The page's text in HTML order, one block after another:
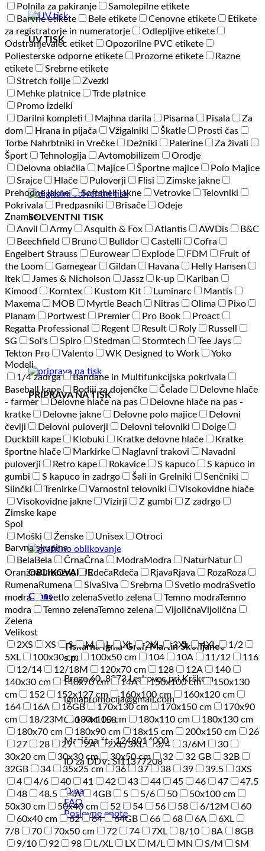
UV TISK
SOLVENTNI TISK
PRIPRAVA NA TISK
OBLIKOVANJE
O nas
Tiskarna Igma-Graf, Martin Škofljanec
s.p.
Brege 60, 8273 Leskovec pri Krškem
igmapromocija@gmail.com
040 744 158
Matična št.: 1248014000
ID za DDV: SI11377208
O nas
FAQ
Poslovne enote
Polnila za pakiranje
Samolepilne etikete
Barvne etikete
Bele etikete Cenovne etikete
Etikete
za registratorje in numeratorje
Odlepljive etikete
Odstranjevalec etiket
Opozorilne PVC etikete
Poliesterske odporne etikete
Prozorne etikete
Razne
etikete
Srebrne etikete
Stretch folije
Zvezki
Mehke platnice
Trde platnice
Promo izdelki
Darilni kompleti
Majhna darila Pisarna Pisala
Za
dom
Hrana in pijača Vžigalniki Škatle
Prosti čas
Torbe Nahrbtniki in Vrečke
Dežniki Palerine
Za živali
Šport
Tehnologija Avtomobilizem
Orodje
Delovna oblačila
Majice Športne majice
Polo Majice
Srajce
Hlače Puloverji Flisi
Zimske jakne
Prehodne jakne
Softshell jakne Vetrovke
Telovniki
Pokrivala
Predpasniki Brisače
Odeje
Znamke
Anvil
Army Asquith & Fox Atlantis AWDis
B&C
Beechfield
Bruno Bulldor Castelli
Cofra
Engelbert Strauss
Eurowear Explode FDM
Fruit of
the Loom
Gamegear Gildan Havana
Helly Hansen
Itek
James & Nicholson Jassz k-up
Kariban
Kimood
Korntex Kustom Kit Luminarc
Mantis
Maxema
MOB Myrtle Beach Nitras Olima
Pixo
Planam
Portwest Premier Pro Book
Proact
Regatta Professional
Regent Result Roly
Russell
SG
Sol's Spiro Stedman Stormtech
Tee Jays
Tekton Pro
Valento WK Designed to Work
Yoko
Modeli
1/4 zadrga
Bandane in Multifunkcijska pokrivala
Baseball kape
Bodiji za dojenčke Čelade
Delovne hlače
- farmer
Delovne hlače na pas
Delovne hlače na pas -
kratke
Delovne jakne Delovne polo majice
Delovni
čevlji
Delovni puloverji Delovni telovniki
Dolge
Duckbill kape
Klobuki Kratke delovne hlače
Kratke
športne hlače
Markirke Naglavni trakovi
Navadni
puloverji
Retro kape Rokavice S kapuco
S kapuco in
gumbi
S kapuco in zadrgo Šali in Grelniki
Senčniki
Slinčki
Trenirke Varnostni telovniki
Visokovidne hlače
Visokovidne jakne
Vizirji Z gumbi
Z zadrgo
Zimske kape
Spol
Moški
Ženske Unisex
Otroci
Barvna skupina
Bela Bela ČrnaČrna ModraModra NaturNatur
OranžnaOranžna Rdeča Rdeča Rjava Rjava Roza Roza
Rumena Rumena SivaSiva Srebrna Svetlo modraSvetlo
modra
Svetlo zelenaSvetlo zelena Temno modraTemno
modra
Temno zelenaTemno zelena VijoličnaVijolična
Zelena
Velikost
2XS
XS S M L XL 2XL 3XL 4XL
1/2
5XL
100x30 cm 100x50 cm 104 10A 11/12
116
12/14
12/18M 120x70 cm 128 12A
140
140x30 cm
140x70 cm 14A 150x100 cm
150x130
cm
152 152x127 cm 160x100 cm
160x120 cm
164
16A 16GB 170x130 cm 170x150 cm
170x90
cm
18/23M 180x100 cm 180x110 cm
180x130 cm
180x70 cm
180x90 cm 18x15 cm 200x150 cm
26
27
28 29 2A 2XL/3XL 3/4 3/6M
30
30x20 cm
30x30 cm 30x50 cm 32 32 GB
32B
32GB
34 35x25 cm 36 37 38 39 39.5
3XS
4
4/6 40 41 42 43 44 45 46 47
47.5
48
48.5 4A 4GB 5 5/6 50
50x100 cm
50x30 cm
50x40 cm 52 54 56 58 6/12M
60
60x40 cm
62 64 64GB 66 68 6A
6XL
7/8
70 70x50 cm 72 74 7XL 8/10 8A
8GB
9/10
92 98 L/XL LX M/L MN S/M
SM